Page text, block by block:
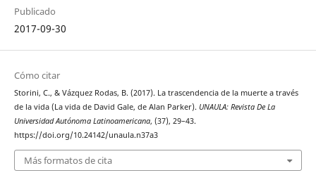
Publicado
2017-09-30
Cómo citar
Storini, C., & Vázquez Rodas, B. (2017). La trascendencia de la muerte a través
de la vida (La vida de David Gale, de Alan Parker). UNAULA: Revista De La
Universidad Autónoma Latinoamericana, (37), 29–43.
https://doi.org/10.24142/unaula.n37a3
Más formatos de cita